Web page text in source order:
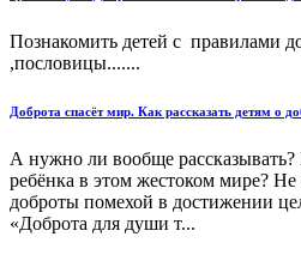
Познакомить детей с правилами
,пословицы.......
Доброта спасёт мир. Как рассказать детям о
А нужно ли вообще
ребёнка в этом жестоком мире? Не
доброты помехой в достижении
«Доброта для души т...